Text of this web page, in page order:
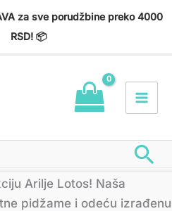
za sve porudžbine preko 4000
RSD! 📦
Arilje Lotos! Naša
pidžame i odeću izrađenu
Сортирано
по
најновијем